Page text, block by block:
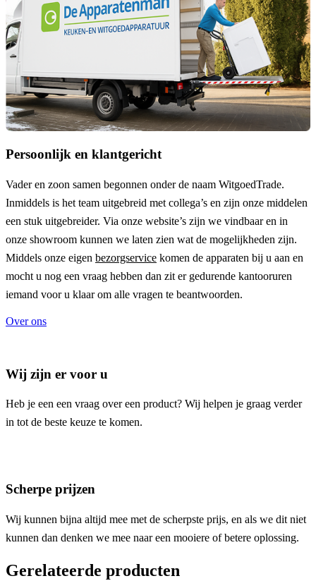
Persoonlijk en klantgericht
Vader en zoon samen begonnen onder de naam WitgoedTrade.
Inmiddels is het team uitgebreid met collega’s en zijn onze middelen
een stuk uitgebreider. Via onze website’s zijn we vindbaar en in
onze showroom kunnen we laten zien wat de mogelijkheden zijn.
Middels onze eigen bezorgservice komen de apparaten bij u aan en
mocht u nog een vraag hebben dan zit er gedurende kantooruren
iemand voor u klaar om alle vragen te beantwoorden.
Over ons
Wij zijn er voor u
Heb je een een vraag over een product? Wij helpen je graag verder
in tot de beste keuze te komen.
Scherpe prijzen
Wij kunnen bijna altijd mee met de scherpste prijs, en als we dit niet
kunnen dan denken we mee naar een mooiere of betere oplossing.
Gerelateerde producten